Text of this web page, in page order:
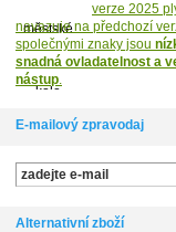
verze 2025
navazuje na předchozí
společnými znaky jsou
snadná ovladatelnost a
nástup.
E-mailový zpravodaj
Alternativní zboží